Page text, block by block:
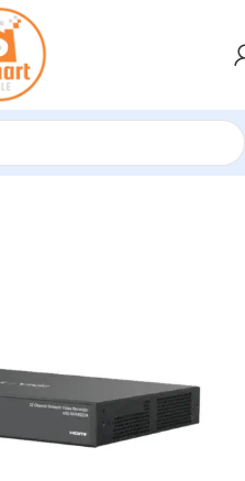
& SERVIDORES